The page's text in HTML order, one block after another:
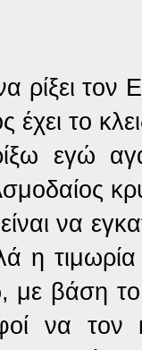
ρίξει
έχει το
εγώ
να
η
με βάση
να